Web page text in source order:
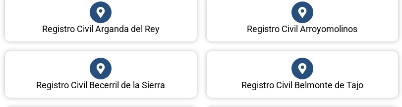
Registro Civil Arganda del Rey Registro Civil Arroyomolinos
Registro Civil Becerril de la Sierra Registro Civil Belmonte de Tajo